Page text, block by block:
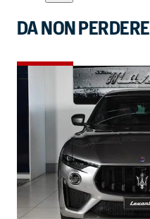
DA NON PERDERE